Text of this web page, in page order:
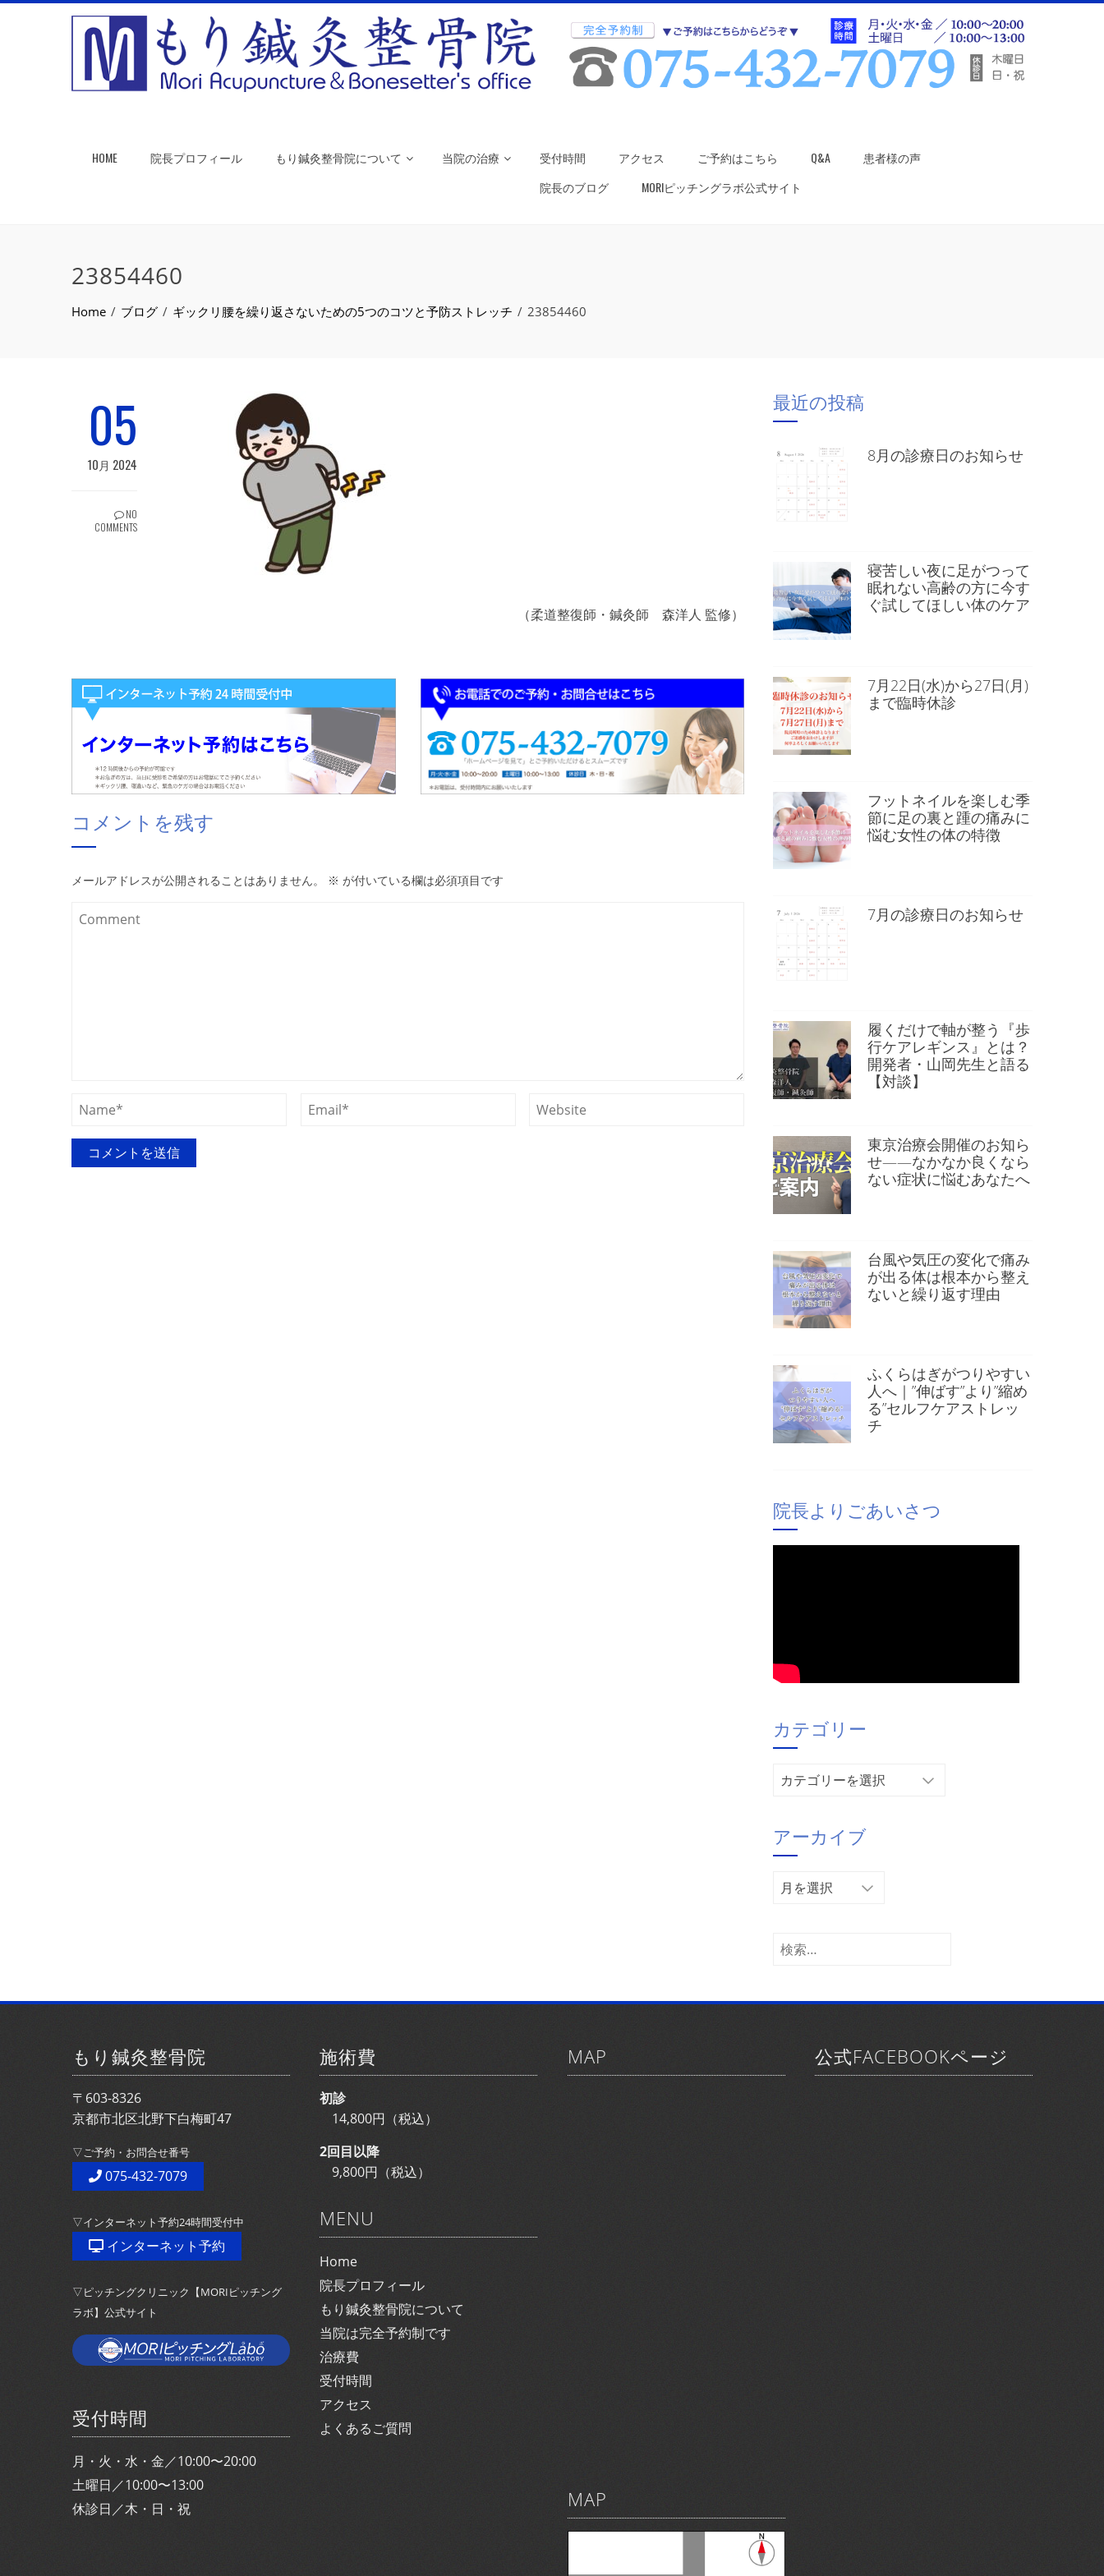
HOME 院長プロフィール もり鍼灸整骨院について 当院の治療 受付時間 アクセス ご予約はこちら Q&A
患者様の声
院長のブログ
MORIピッチングラボ公式サイト
23854460
Home ブログ ギックリ腰を繰り返さないための5つのコツと予防ストレッチ 23854460
05
10月 2024
NO
COMMENTS
（柔道整復師・鍼灸師 森洋人 監修）
コメントを残す
メールアドレスが公開されることはありません。 ※ が付いている欄は必須項目です
最近の投稿
8月の診療日のお知らせ
寝苦しい夜に足がつって
眠れない高齢の方に今す
ぐ試してほしい体のケア
7月22日(水)から27日(月)
まで臨時休診
フットネイルを楽しむ季
節に足の裏と踵の痛みに
悩む女性の体の特徴
7月の診療日のお知らせ
履くだけで軸が整う『歩
行ケアレギンス』とは？
開発者・山岡先生と語る
【対談】
東京治療会開催のお知ら
せ——なかなか良くなら
ない症状に悩むあなたへ
台風や気圧の変化で痛み
が出る体は根本から整え
ないと繰り返す理由
ふくらはぎがつりやすい
人へ｜”伸ばす”より”縮め
る”セルフケアストレッ
チ
院長よりごあいさつ
カテゴリー
カ
リ
ー
アーカイブ
ア
イ
検
もり鍼灸整骨院
〒603-8326
京都市北区北野下白梅町47
▽ご予約・お問合せ番号
075-432-7079
▽インターネット予約24時間受付中
インターネット予約
▽ピッチングクリニック【MORIピッチング
ラボ】公式サイト
受付時間
月・火・水・金／10:00〜20:00
土曜日／10:00〜13:00
休診日／木・日・祝
施術費
初診
14,800円（税込）
2回目以降
9,800円（税込）
MENU
Home
院長プロフィール
もり鍼灸整骨院について
当院は完全予約制です
治療費
受付時間
アクセス
よくあるご質問
MAP
MAP
公式FACEBOOKページ